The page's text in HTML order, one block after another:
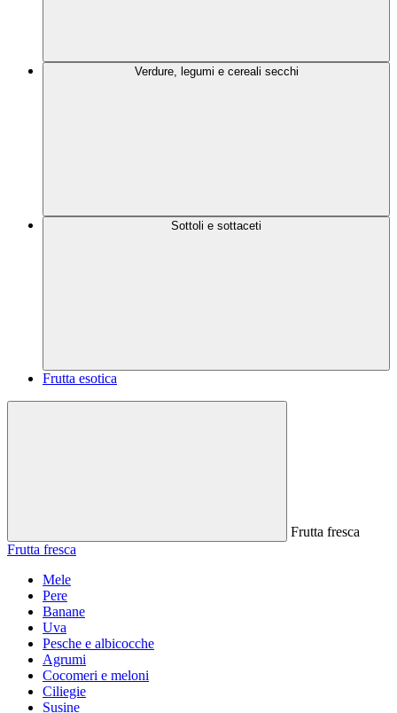
Verdure, legumi e cereali secchi
Sottoli e sottaceti
Frutta esotica
Frutta fresca
Frutta fresca
Mele
Pere
Banane
Uva
Pesche e albicocche
Agrumi
Cocomeri e meloni
Ciliegie
Susine